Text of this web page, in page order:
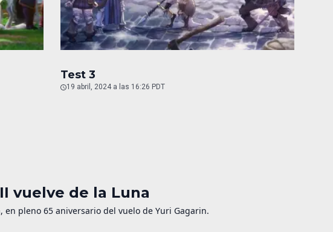
Test 3
19 abril, 2024 a las 16:26 PDT
vuelve de la Luna
pleno 65 aniversario del vuelo de Yuri Gagarin.